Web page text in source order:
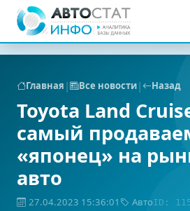
Главная | Все новости| Назад
Toyota Land
самый
«японец» на
авто
27.04.2023 15:36:01 АвтоID: